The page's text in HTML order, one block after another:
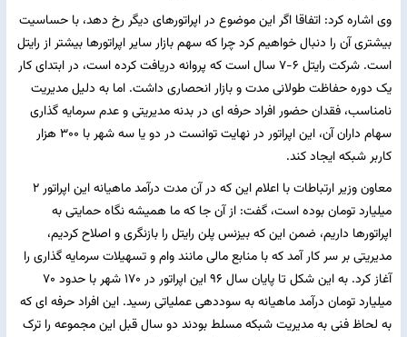
وی اشاره کرد: اتفاقا اگر این موضوع در اپراتورهای دیگر رخ دهد، با حساسیت
بیشتری آن را دنبال خواهیم کرد چرا که سهم بازار سایر اپراتورها بیشتر از رایتل
است. شرکت رایتل ۶-۷ سال است که پروانه دریافت کرده است، در ابتدای کار
یک دوره حفاظت طولانی مدت و بازار انحصاری داشت. اما به دلیل مدیریت
نامناسب، فقدان حضور افراد حرفه ای در بدنه مدیریتی و عدم سرمایه گذاری
سهام داران آن، این اپراتور در نهایت توانست در دو یا سه شهر با ۳۰۰ هزار
کاربر شبکه ایجاد کند.
معاون وزیر ارتباطات با اعلام این که در آن مدت درآمد ماهیانه این اپراتور ۲
میلیارد تومان بوده است، گفت: از آن جا که ما همیشه نگاه حمایتی به
اپراتورها داریم، ضمن این که بیزنس پلن رایتل را بازنگری و اصلاح کردیم،
مدیریتی بر سر کار آمد که با منابع مالی مانند وام و تسهیلات سرمایه گذاری را
آغاز کرد. به این شکل تا پایان سال ۹۶ این اپراتور در ۱۷۰ شهر با حدود ۷۰
میلیارد تومان درآمد ماهیانه به سوددهی عملیاتی رسید. این افراد حرفه ای که
به لحاظ فنی به مدیریت شبکه مسلط بودند دو سال قبل این مجموعه را ترک